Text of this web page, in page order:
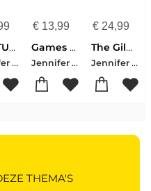
A NATURALS Novel: The Naturals, Book 1
Jennifer Lynn Barnes
€ 13,99
Games Untold
Jennifer Lynn Barnes
€ 24,99
The Gilded Blade
Jennifer Lynn Barnes
THEMA'S